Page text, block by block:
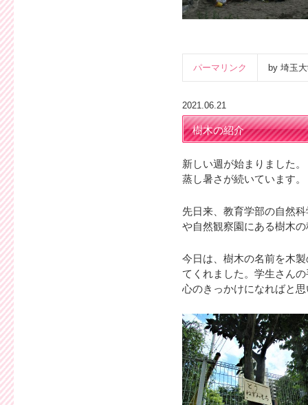
パーマリンク by 埼玉
2021.06.21
樹木の紹介
新しい週が始まりました
蒸し暑さが続いています。
先日来、教育学部の自然
や自然観察園にある樹木
今日は、樹木の名前を木
てくれました。学生さん
心のきっかけになればと